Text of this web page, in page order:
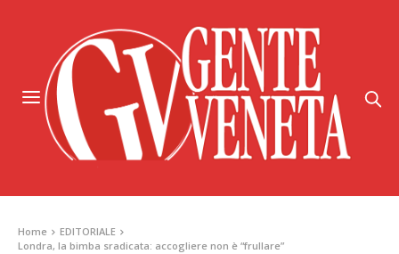
Home
EDITORIALE
Londra, la bimba sradicata: accogliere non è “frullare”